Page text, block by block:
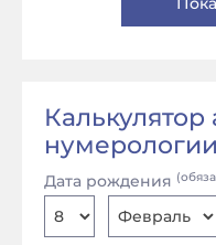
Дата рождения